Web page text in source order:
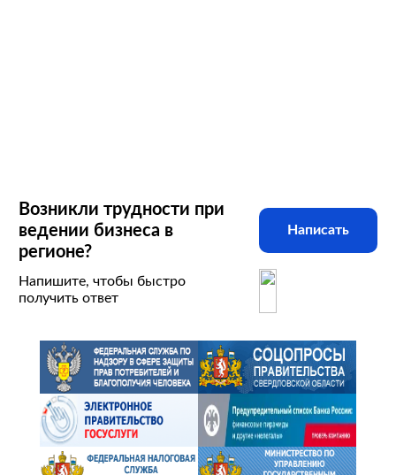
Возникли трудности при
ведении бизнеса в
регионе?
Напишите, чтобы быстро
получить ответ
Написать